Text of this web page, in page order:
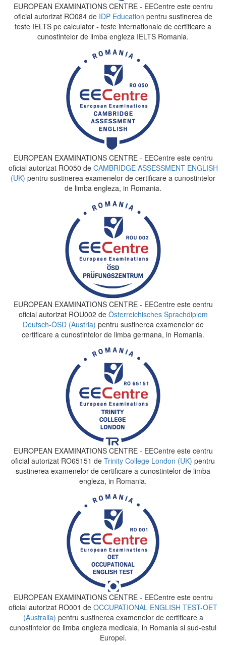
EUROPEAN EXAMINATIONS CENTRE - EECentre este centru
oficial autorizat RO084 de IDP Education pentru sustinerea de
teste IELTS pe calculator - teste internationale de certificare a
cunostintelor de limba engleza IELTS Romania.
EUROPEAN EXAMINATIONS CENTRE - EECentre este centru
oficial autorizat RO050 de CAMBRIDGE ASSESSMENT ENGLISH
(UK) pentru sustinerea examenelor de certificare a cunostintelor
de limba engleza, in Romania.
EUROPEAN EXAMINATIONS CENTRE - EECentre este centru
oficial autorizat ROU002 deÖsterreichisches Sprachdiplom
Deutsch-ÖSD (Austria) pentru sustinerea examenelor de
certificare a cunostintelor de limba germana, in Romania.
EUROPEAN EXAMINATIONS CENTRE - EECentre este centru
oficial autorizat RO65151 de Trinity College London (UK) pentru
sustinerea examenelor de certificare a cunostintelor de limba
engleza, in Romania.
EUROPEAN EXAMINATIONS CENTRE - EECentre este centru
oficial autorizat RO001 de OCCUPATIONAL ENGLISH TEST-OET
(Australia) pentru sustinerea examenelor de certificare a
cunostintelor de limba engleza medicala, in Romania si sud-estul
Europei.